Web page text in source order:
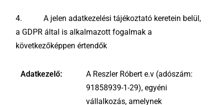
4. A jelen adatkezelési tájékoztató keretein belül,
a GDPR által is alkalmazott fogalmak a
következőképpen értendők
Adatkezelő:
A Reszler Róbert e.v (adószám:
91858939-1-29), egyéni
vállalkozás, amelynek